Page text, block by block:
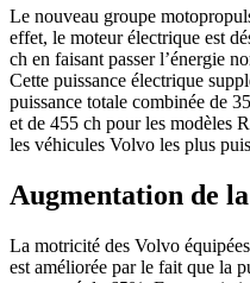
Le nouveau groupe
effet, le moteur électrique est
ch en faisant passer l’énergie
Cette puissance électrique
puissance totale combinée de
et de 455 ch pour les modèles
les véhicules Volvo les plus
Augmentation de
La motricité des Volvo
est améliorée par le fait que la